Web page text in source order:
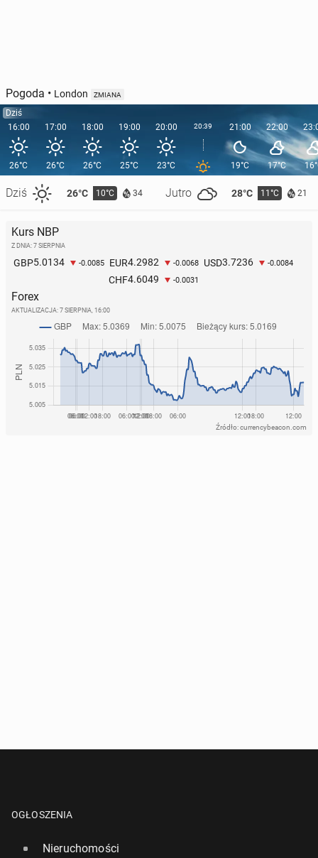
Pogoda • London ZMIANA
Dziś
16:00
26°C
Dziś 26°C 10°C 34 Jutro 28°C 11°C 21
17:00
26°C
18:00
26°C
19:00
25°C
20:00
23°C
20:39 21:00
19°C
22:00
17°C
Kurs NBP
Z DNIA: 7 SIERPNIA
GBP5.0134 -0.0085 EUR4.2982 -0.0068 USD3.7236 -0.0084
CHF4.6049 -0.0031
Forex
AKTUALIZACJA: 7 SIERPNIA, 16:00
Źródło: currencybeacon.com
OGŁOSZENIA
Nieruchomości